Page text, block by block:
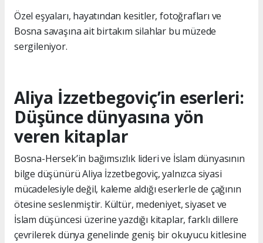
Özel eşyaları, hayatından kesitler, fotoğrafları ve
Bosna savaşına ait birtakım silahlar bu müzede
sergileniyor.
Aliya İzzetbegoviç’in eserleri:
Düşünce dünyasına yön
veren kitaplar
Bosna-Hersek’in bağımsızlık lideri ve İslam dünyasının
bilge düşünürü Aliya İzzetbegoviç, yalnızca siyasi
mücadelesiyle değil, kaleme aldığı eserlerle de çağının
ötesine seslenmiştir. Kültür, medeniyet, siyaset ve
İslam düşüncesi üzerine yazdığı kitaplar, farklı dillere
çevrilerek dünya genelinde geniş bir okuyucu kitlesine